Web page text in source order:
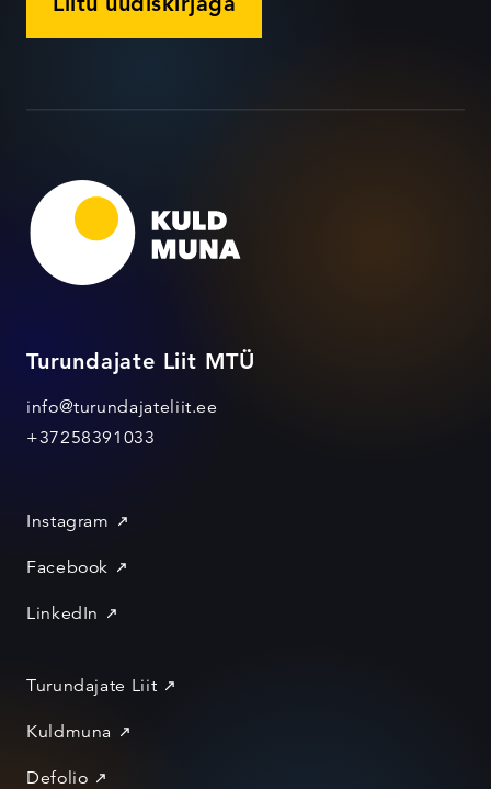
Turundajate Liit MTÜ
info@turundajateliit.ee
+37258391033
Instagram
Facebook
LinkedIn
Turundajate Liit
Kuldmuna
Defolio